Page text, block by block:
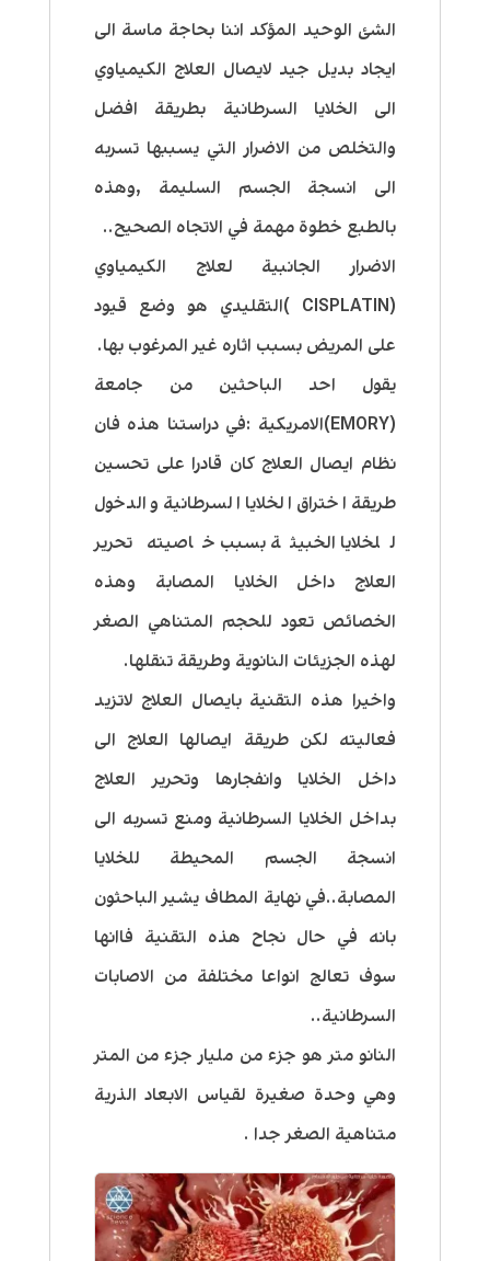
الشئ الوحيد المؤكد اننا بحاجة ماسة الى
ايجاد بديل جيد لايصال العلاج الكيمياوي
الى الخلايا السرطانية بطريقة افضل
والتخلص من الاضرار التي يسببها تسربه
الى انسجة الجسم السليمة ,وهذه
بالطبع خطوة مهمة في الاتجاه الصحيح..
الاضرار الجانبية لعلاج الكيمياوي
(CISPLATIN )التقليدي هو وضع قيود
على المريض بسبب اثاره غير المرغوب بها.
يقول احد الباحثين من جامعة
(EMORY)الامريكية :في دراستنا هذه فان
نظام ايصال العلاج كان قادرا على تحسين
طريقة اختراق الخلايا السرطانية والدخول
للخلايا الخبيثة بسبب خاصيته تحرير
العلاج داخل الخلايا المصابة وهذه
الخصائص تعود للحجم المتناهي الصغر
لهذه الجزيئات النانوية وطريقة تنقلها.
واخيرا هذه التقنية بايصال العلاج لاتزيد
فعاليته لكن طريقة ايصالها العلاج الى
داخل الخلايا وانفجارها وتحرير العلاج
بداخل الخلايا السرطانية ومنع تسربه الى
انسجة الجسم المحيطة للخلايا
المصابة..في نهاية المطاف يشير الباحثون
بانه في حال نجاح هذه التقنية فاانها
سوف تعالج انواعا مختلفة من الاصابات
السرطانية..
النانو متر هو جزء من مليار جزء من المتر
وهي وحدة صغيرة لقياس الابعاد الذرية
متناهية الصغر جدا .